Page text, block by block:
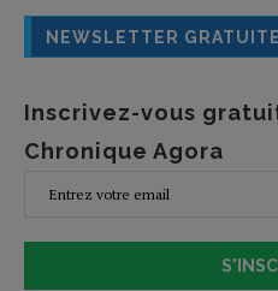
NEWSLETTER GRATUITE
Inscrivez-vous
Chronique Agora